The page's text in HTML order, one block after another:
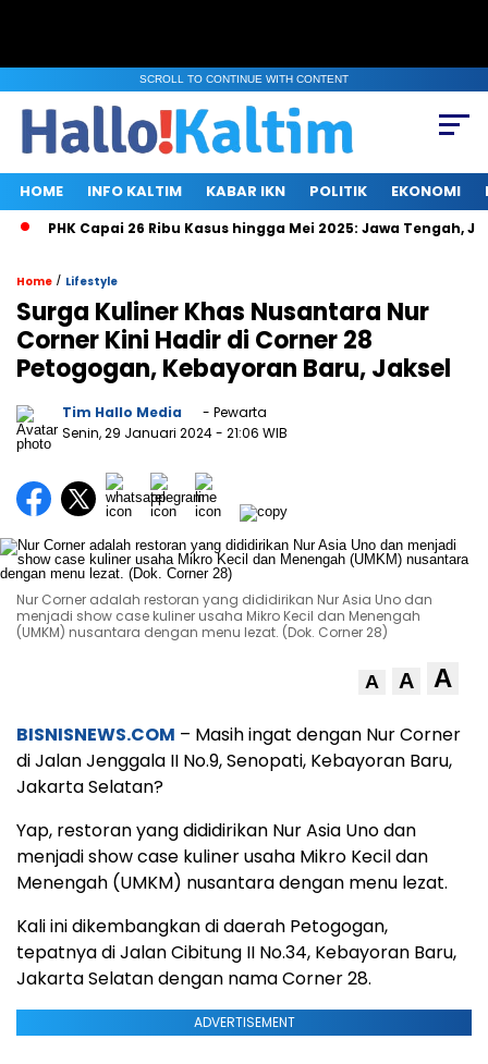
SCROLL TO CONTINUE WITH CONTENT
HOME INFO KALTIM KABAR IKN POLITIK EKONOMI
PHK Capai 26 Ribu Kasus hingga Mei 2025: Jawa Tengah,
Home / Lifestyle
Surga Kuliner Khas Nusantara Nur
Corner Kini Hadir di Corner 28
Petogogan, Kebayoran Baru, Jaksel
Tim Hallo Media
- Pewarta
Senin, 29 Januari 2024- 21:06 WIB
Nur Corner adalah restoran yang dididirikan Nur Asia Uno dan
menjadi show case kuliner usaha Mikro Kecil dan Menengah
(UMKM) nusantara dengan menu lezat. (Dok. Corner 28)
A A A
BISNISNEWS.COM – Masih ingat dengan Nur Corner
di Jalan Jenggala II No.9, Senopati, Kebayoran Baru,
Jakarta Selatan?
Yap, restoran yang dididirikan Nur Asia Uno dan
menjadi show case kuliner usaha Mikro Kecil dan
Menengah (UMKM) nusantara dengan menu lezat.
Kali ini dikembangkan di daerah Petogogan,
tepatnya di Jalan Cibitung II No.34, Kebayoran Baru,
Jakarta Selatan dengan nama Corner 28.
ADVERTISEMENT